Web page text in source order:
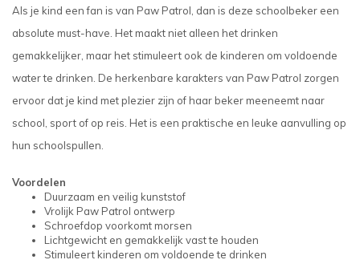
Als je kind een fan is van Paw Patrol, dan is deze schoolbeker een
absolute must-have. Het maakt niet alleen het drinken
gemakkelijker, maar het stimuleert ook de kinderen om voldoende
water te drinken. De herkenbare karakters van Paw Patrol zorgen
ervoor dat je kind met plezier zijn of haar beker meeneemt naar
school, sport of op reis. Het is een praktische en leuke aanvulling op
hun schoolspullen.
Voordelen
Duurzaam en veilig kunststof
Vrolijk Paw Patrol ontwerp
Schroefdop voorkomt morsen
Lichtgewicht en gemakkelijk vast te houden
Stimuleert kinderen om voldoende te drinken